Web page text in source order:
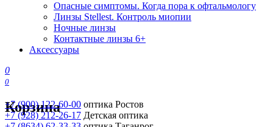
Опасные симптомы. Когда пора к офтальмологу
Линзы Stellest. Контроль миопии
Ночные линзы
Контактные линзы 6+
Аксессуары
0
0
Корзина
+7 (900) 122-60-00 оптика Ростов
+7 (928) 212-26-17 Детская оптика